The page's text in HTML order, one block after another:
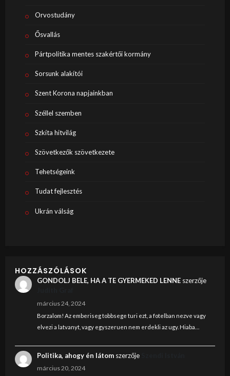
Orvostudány
Ősvallás
Pártpolitika mentes szakértői kormány
Sorsunk alakítói
Szent Korona napjainkban
Széllel szemben
Szkíta hitvilág
Szövetkezők szövetkezete
Tehetségeink
Tudat fejlesztés
Ukrán válság
HOZZÁSZÓLÁSOK
GONDOLJ BELE, HA A TE GYERMEKED LENNEszerzője
március 24, 2024
Borzalom! Az emberiseg tobbsege turi ezt, a fotelban nezve vagy
elvezi a latvanyt, vagy egyszeruen nem erdekli az ugy. Hiaba…
Politika, ahogy én látomszerzője
március 20, 2024